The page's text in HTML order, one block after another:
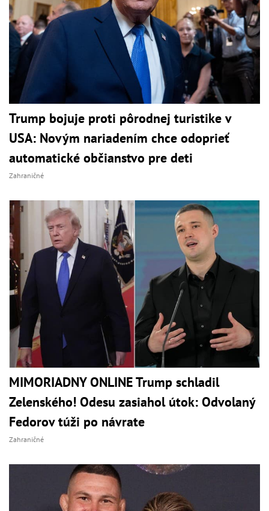
Trump bojuje proti pôrodnej turistike v
USA: Novým nariadením chce odoprieť
automatické občianstvo pre deti
Zahraničné
MIMORIADNY ONLINE Trump schladil
Zelenského! Odesu zasiahol útok: Odvolaný
Fedorov túži po návrate
Zahraničné